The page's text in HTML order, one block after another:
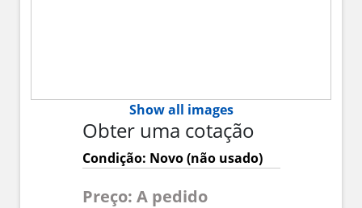
Show all images
Obter uma cotação
Condição: Novo (não usado)
Preço: A pedido